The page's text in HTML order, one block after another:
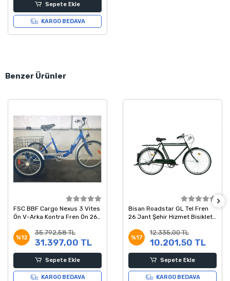
Sepete Ekle
KARGO BEDAVA
Benzer Ürünler
FSC BBF Cargo Nexus 3 Vites
Ön V-Arka Kontra Fren Ön 26-
Bisikleti Mavi
%12
35.792,58 TL
31.397,00 TL
Sepete Ekle
KARGO BEDAVA
Bisan Roadstar GL Tel Fren
26 Jant Şehir Hizmet Bisikleti
%17
12.335,00 TL
10.201,50 TL
Sepete Ekle
KARGO BEDAVA